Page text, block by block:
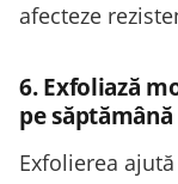
afecteze
6. Exfoliază
pe săptămână
Exfolierea